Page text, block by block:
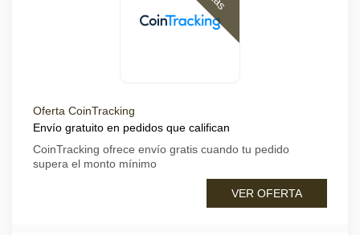
Oferta CoinTracking
Envío gratuito en pedidos que califican
CoinTracking ofrece envío gratis cuando tu pedido
supera el monto mínimo
VER OFERTA